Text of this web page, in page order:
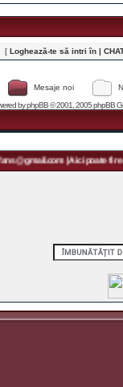
[ Loghează-te să intri în |
Mesaje noi
byphpBB© 2001, 2005 phpBB
| Aici poate fi